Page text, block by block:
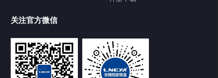
Chamber试验箱
TCU温度控制单元
VOCs冷凝回收装置
关注官方微信